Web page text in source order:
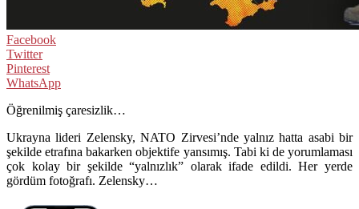
Facebook
Twitter
Pinterest
WhatsApp
Öğrenilmiş çaresizlik…
Ukrayna lideri Zelensky, NATO Zirvesi’nde yalnız hatta asabi bir
şekilde etrafına bakarken objektife yansımış. Tabi ki de yorumlaması
çok kolay bir şekilde “yalnızlık” olarak ifade edildi. Her yerde
gördüm fotoğrafı. Zelensky…